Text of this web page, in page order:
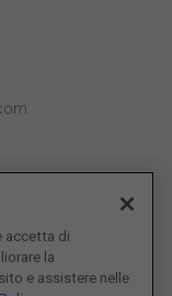
accetta di
la
e assistere nelle